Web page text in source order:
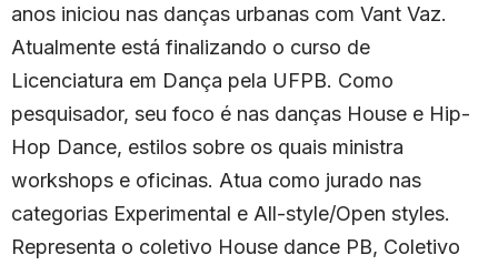
anos iniciou nas danças urbanas com Vant Vaz.
Atualmente está finalizando o curso de
Licenciatura em Dança pela UFPB. Como
pesquisador, seu foco é nas danças House e Hip-
Hop Dance, estilos sobre os quais ministra
workshops e oficinas. Atua como jurado nas
categorias Experimental e All-style/Open styles.
Representa o coletivo House dance PB, Coletivo